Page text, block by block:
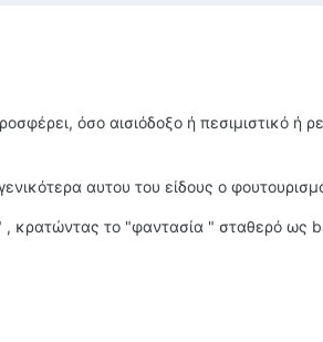
όσο αισιόδοξο ή πεσιμιστικό ή
αυτου του είδους ο
, κρατώντας το "φαντασία " σταθερό ως